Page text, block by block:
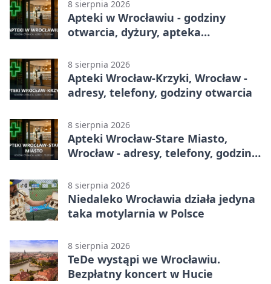
8 sierpnia 2026
Apteki w Wrocławiu - godziny
otwarcia, dyżury, apteka
8 sierpnia 2026
Apteki Wrocław-Krzyki, Wrocław -
adresy, telefony, godziny otwarcia
8 sierpnia 2026
Apteki Wrocław-Stare Miasto,
Wrocław - adresy, telefony, godziny
8 sierpnia 2026
Niedaleko Wrocławia działa jedyna
taka motylarnia w Polsce
8 sierpnia 2026
TeDe wystąpi we Wrocławiu.
Bezpłatny koncert w Hucie